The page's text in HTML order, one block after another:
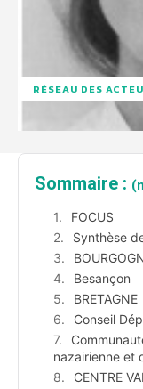
RÉSEAU DES
Sommaire :
FOCUS
Synthèse
Besançon
BRETAGNE
Conseil
nazairienne et
CENTRE